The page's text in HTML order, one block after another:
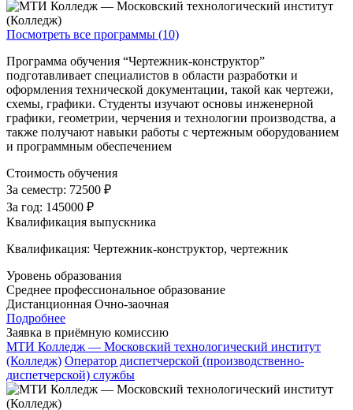
Посмотреть все программы (10)
Программа обучения “Чертежник-конструктор”
подготавливает специалистов в области разработки и
оформления технической документации, такой как чертежи,
схемы, графики. Студенты изучают основы инженерной
графики, геометрии, черчения и технологии производства, а
также получают навыки работы с чертежным оборудованием
и программным обеспечением
Стоимость обучения
За семестр: 72500 ₽
За год: 145000 ₽
Квалификация выпускника
Квалификация: Чертежник-конструктор, чертежник
Уровень образования
Среднее профессиональное образование
Дистанционная Очно-заочная
Подробнее
Заявка в приёмную комиссию
МТИ Колледж — Московский технологический институт
(Колледж) Оператор диспетчерской (производственно-
диспетчерской) службы